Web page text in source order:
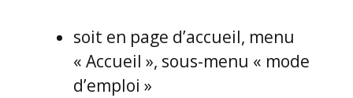
soit en page d’accueil, menu
« Accueil », sous-menu « mode
d’emploi »